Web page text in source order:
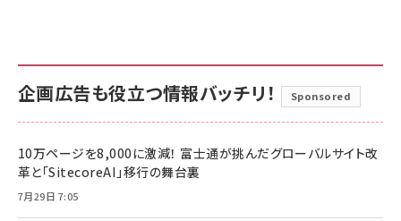
企画広告も役立つ情報バッチリ！ Sponsored
10万ページを8,000に激減！ 富士通が挑んだグローバルサイト改
革と「SitecoreAI」移行の舞台裏
7月29日 7:05